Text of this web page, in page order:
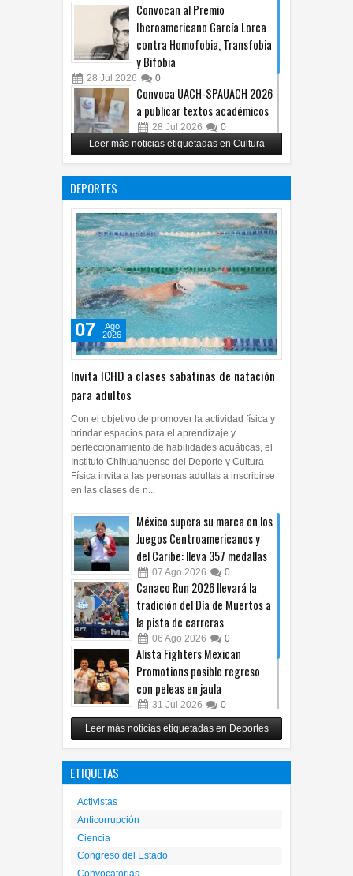
Convocan al Premio
Iberoamericano García Lorca
contra Homofobia, Transfobia
y Bifobia
28 Jul 2026 0
Convoca UACH-SPAUACH 2026
a publicar textos académicos
28 Jul 2026 0
Copian proyecto pictórico del
exalcalde Juan Blanco
Leer más noticias etiquetadas en Cultura
DEPORTES
Invita ICHD a clases sabatinas de natación
para adultos
07
Ago
2026
Con el objetivo de promover la actividad física y
brindar espacios para el aprendizaje y
perfeccionamiento de habilidades acuáticas, el
Instituto Chihuahuense del Deporte y Cultura
Física invita a las personas adultas a inscribirse
en las clases de n...
México supera su marca en los
Juegos Centroamericanos y
del Caribe: lleva 357 medallas
07 Ago 2026 0
Canaco Run 2026 llevará la
tradición del Día de Muertos a
la pista de carreras
06 Ago 2026 0
Alista Fighters Mexican
Promotions posible regreso
con peleas en jaula
31 Jul 2026 0
Reunirá Box de Barrios a
peleadores de nueve
Leer más noticias etiquetadas en Deportes
ETIQUETAS
Activistas
Anticorrupción
Ciencia
Congreso del Estado
Convocatorias